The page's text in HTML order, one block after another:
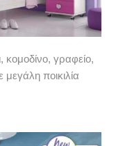
κομοδίνο, γραφείο,
μεγάλη ποικιλία